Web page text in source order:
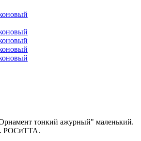
тонкий ажурный" маленький.
РОСиТТА.